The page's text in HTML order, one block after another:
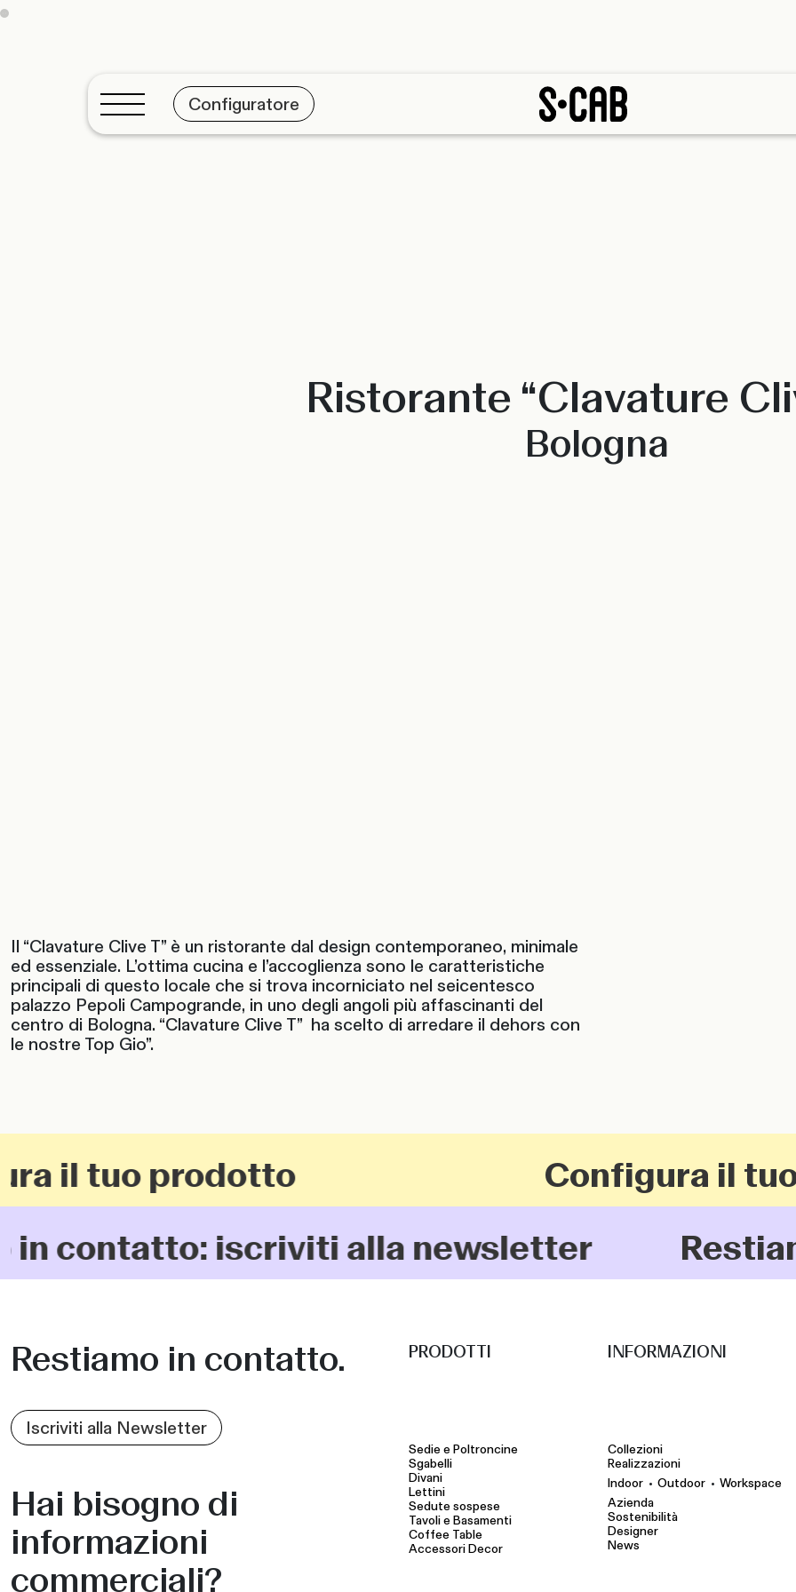
Configuratore
Ristorante “Clavature
Bologna
Il “Clavature Clive T” è un ristorante dal design contemporaneo, minimale
ed essenziale. L’ottima cucina e l’accoglienza sono le caratteristiche
principali di questo locale che si trova incorniciato nel seicentesco
palazzo Pepoli Campogrande, in uno degli angoli più affascinanti del
centro di Bologna. “Clavature Clive T” ha scelto di arredare il dehors con
le nostre Top Gio”.
tuo prodotto Configura il tuo
iscriviti alla newsletter
Restiamo
Restiamo in contatto.
Iscriviti alla Newsletter
Hai bisogno di
informazioni
commerciali?
PRODOTTI
Sedie e Poltroncine
Sgabelli
Divani
Lettini
Sedute sospese
Tavoli e Basamenti
Coffee Table
Accessori Decor
INFORMAZIONI
Collezioni
Realizzazioni
Indoor • Outdoor • Workspace
Azienda
Sostenibilità
Designer
News